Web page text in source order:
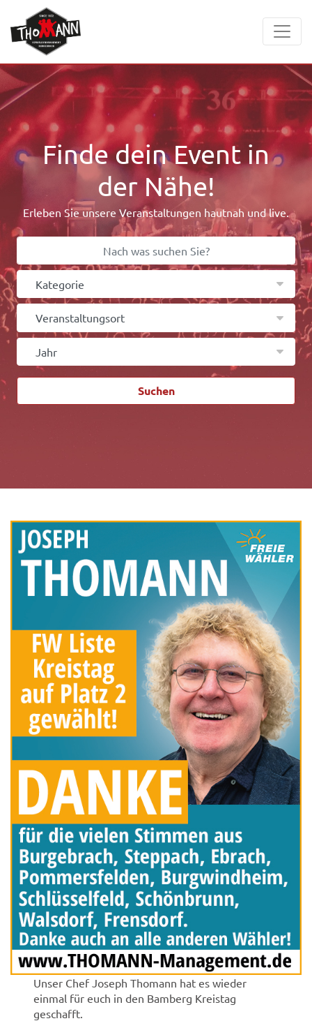
Finde dein Event in
der Nähe!
Erleben Sie unsere Veranstaltungen hautnah und live.
Unser Chef Joseph Thomann hat es wieder
einmal für euch in den Bamberg Kreistag
geschafft.